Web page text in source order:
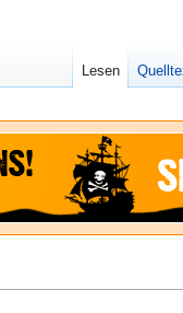
Lesen